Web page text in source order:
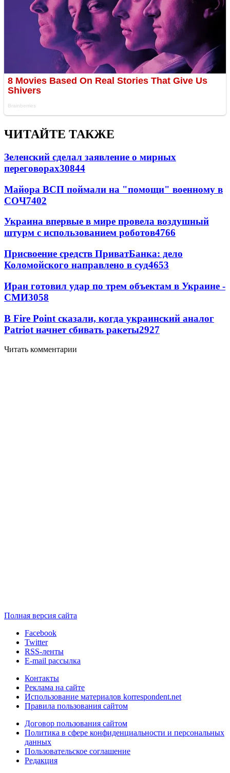
ЧИТАЙТЕ ТАКЖЕ
Зеленский сделал заявление о мирных
переговорах30844
Майора ВСП поймали на "помощи" военному в
СОЧ7402
Украина впервые в мире провела воздушный
штурм с использованием роботов4766
Присвоение средств ПриватБанка: дело
Коломойского направлено в суд4653
Иран готовил удар по трем объектам в Украине -
СМИ3058
В Fire Point сказали, когда украинский аналог
Patriot начнет сбивать ракеты2927
Читать комментарии
Полная версия сайта
Facebook
Twitter
RSS-ленты
E-mail рассылка
Контакты
Реклама на сайте
Использование материалов korrespondent.net
Правила пользования сайтом
Договор пользования сайтом
Политика в сфере конфиденциальности и персональных
данных
Пользовательское соглашение
Редакция